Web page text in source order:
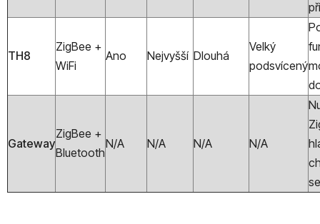
TH8
ZigBee +
WiFi
Ano Nejvyšší Dlouhá
Velký
podsvícený
Gateway
ZigBee +
Bluetooth
N/A N/A N/A N/A